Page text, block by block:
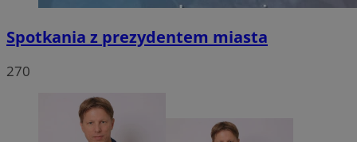
Spotkania z prezydentem miasta
270